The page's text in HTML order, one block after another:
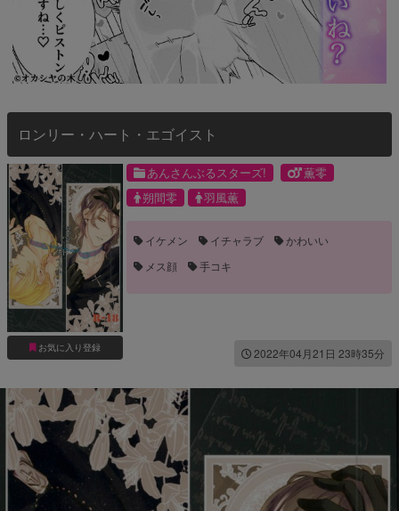
ロンリー・ハート・エゴイスト
お気に入り登録
あんさんぶるスターズ!
薫零
朔間零
羽風薫
イケメン イチャラブ
かわいい
メス顔
手コキ
2022年04月21日 23時35分